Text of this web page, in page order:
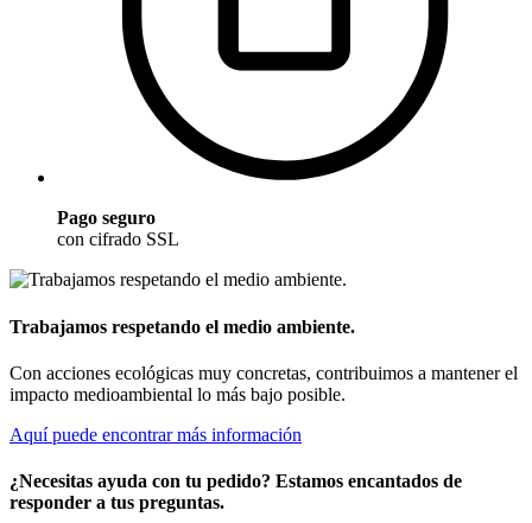
Pago seguro
con cifrado SSL
Trabajamos respetando el medio ambiente.
Con acciones ecológicas muy concretas, contribuimos a mantener el
impacto medioambiental lo más bajo posible.
Aquí puede encontrar más información
¿Necesitas ayuda con tu pedido? Estamos encantados de
responder a tus preguntas.